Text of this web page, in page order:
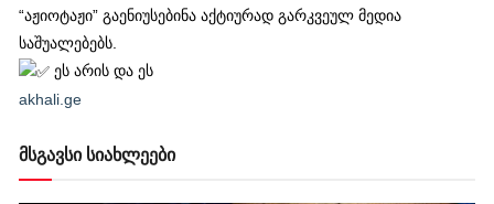
“აჟიოტაჟი” გაენიუსებინა აქტიურად გარკვეულ მედია
საშუალებებს.
ეს არის და ეს
akhali.ge
მსგავსი სიახლეები